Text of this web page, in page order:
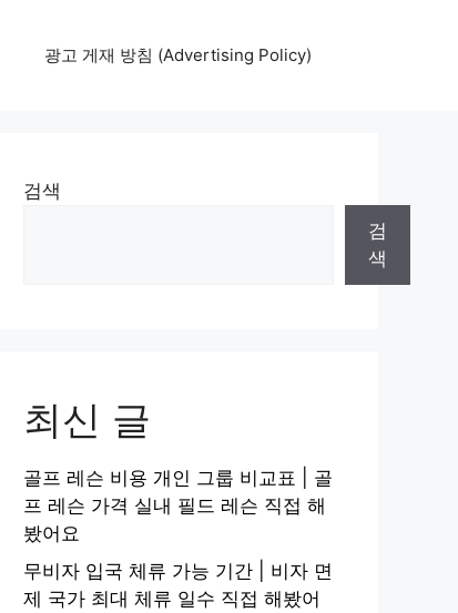
광고 게재 방침 (Advertising Policy)
검색
검
색
최신 글
골프 레슨 비용 개인 그룹 비교표 | 골
프 레슨 가격 실내 필드 레슨 직접 해
봤어요
무비자 입국 체류 가능 기간 | 비자 면
제 국가 최대 체류 일수 직접 해봤어